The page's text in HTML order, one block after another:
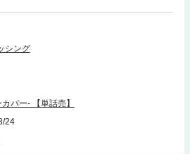
スレットを贈った。その輪状のアクセサリ
”とは――…？無口な病み気味アクセサリー
シング
バー- 【単話売】
24